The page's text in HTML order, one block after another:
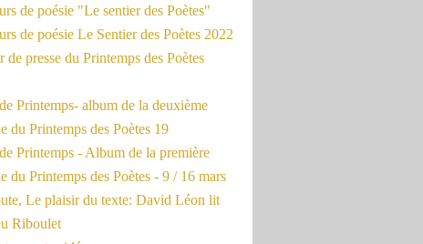
de poésie "Le sentier des Poètes"
de poésie Le Sentier des Poètes 2022
de presse du Printemps des Poètes
Printemps- album de la deuxième
du Printemps des Poètes 19
Printemps - Album de la première
du Printemps des Poètes - 9 / 16 mars
Le plaisir du texte: David Léon lit
Riboulet